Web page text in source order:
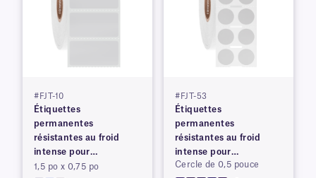
#FJT-10
Étiquettes
permanentes
résistantes au froid
intense pour
imprimantes à transfert
1,5 po x 0,75 po
#FJT-53
Étiquettes
permanentes
résistantes au froid
intense pour
imprimantes à transfert
Cercle de 0,5 pouce